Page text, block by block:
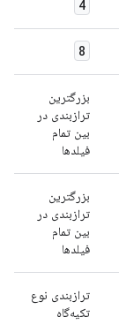
4
8
بزرگترین
ترازبندی در
بین تمام
فیلدها
بزرگترین
ترازبندی در
بین تمام
فیلدها
ترازبندی نوع
تکیه‌گاه